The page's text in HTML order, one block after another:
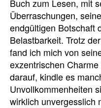
Buch zum Lesen, mit
Überraschungen,
endgültigen Botschaft
Belastbarkeit. Trotz
fand ich mich von
exzentrischen
darauf, kindle es
Unvollkommenheiten
wirklich unvergesslich